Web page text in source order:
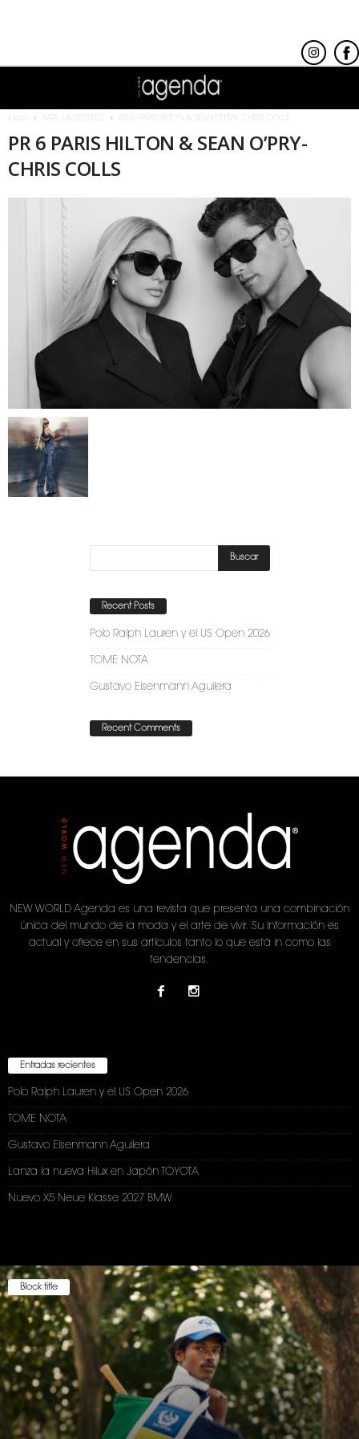
KARL LAGERFELD PR 6 PARIS HILTON & SEAN O'PRY- CHRIS COLLS
PR 6 PARIS HILTON & SEAN O’PRY-
CHRIS COLLS
Recent Posts
Polo Ralph Lauren y el US Open 2026
TOME NOTA
Gustavo Eisenmann Aguilera
Recent Comments
NEW WORLD Agenda es una revista que presenta una combinación
única del mundo de la moda y el arte de vivir. Su información es
actual y ofrece en sus artículos tanto lo que está in como las
tendencias.
Entradas recientes
Polo Ralph Lauren y el US Open 2026
TOME NOTA
Gustavo Eisenmann Aguilera
Lanza la nueva Hilux en Japón TOYOTA
Nuevo X5 Neue Klasse 2027 BMW
Block title